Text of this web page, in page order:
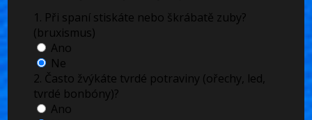
1. Při spaní stiskáte nebo škrábatě zuby?
(bruxismus)
Ano
Ne
2. Často žvýkáte tvrdé potraviny (ořechy, led,
tvrdé bonbóny)?
Ano